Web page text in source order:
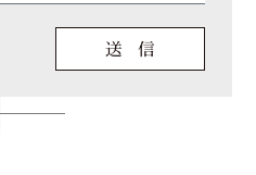
送 信